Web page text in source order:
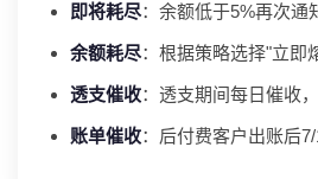
即将耗尽：余额低于5%再次通
余额耗尽：根据策略选择"立即
透支催收：透支期间每日催收
账单催收：后付费客户出账后